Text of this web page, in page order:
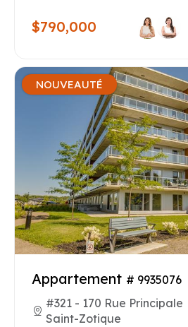
$790,000
NOUVEAUTÉ
Appartement # 9935076
#321 - 170 Rue Principale
Saint-Zotique